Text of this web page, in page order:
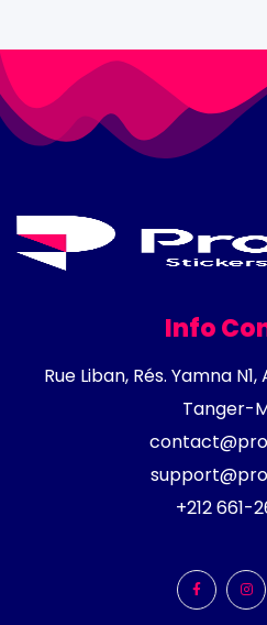
Info
Rue Liban, Rés. Yamna
Tanger-
+212 661-